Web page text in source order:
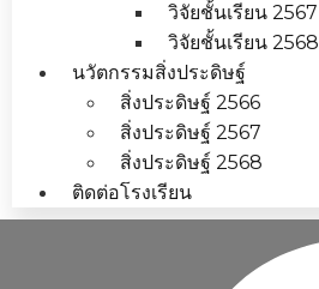
วิจัยชั้นเรียน 2567
วิจัยชั้นเรียน 2568
นวัตกรรมสิ่งประดิษฐ์
สิ่งประดิษฐ์ 2566
สิ่งประดิษฐ์ 2567
สิ่งประดิษฐ์ 2568
ติดต่อโรงเรียน